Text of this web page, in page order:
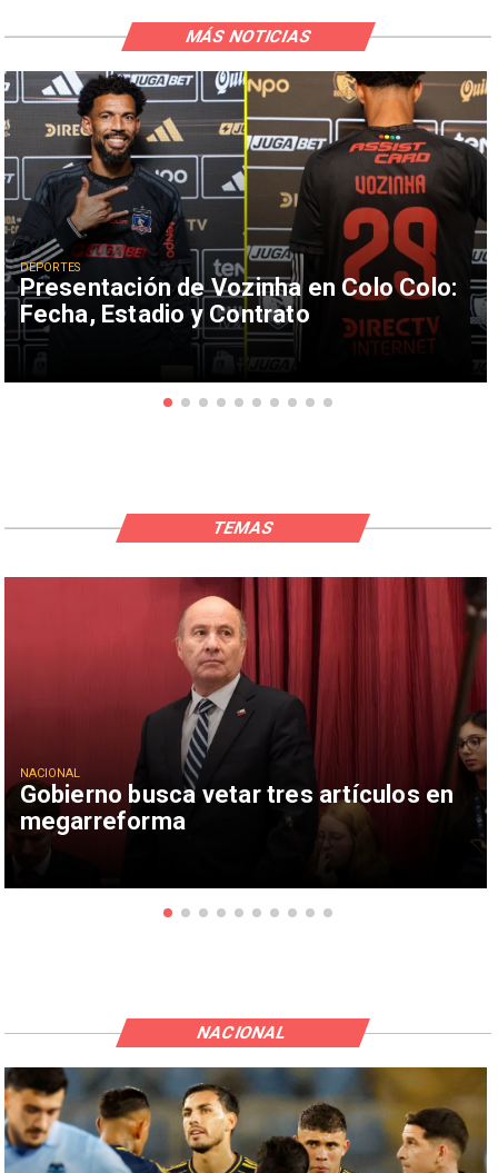
Presentación de Vozinha en Colo Colo:
Fecha, Estadio y Contrato
DEPORTES
MÁS NOTICIAS
Gobierno busca vetar tres artículos en
megarreforma
NACIONAL
TEMAS
NACIONAL